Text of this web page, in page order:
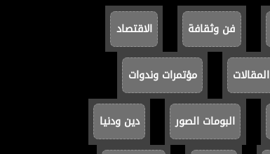
فن وثقافة الاقتصاد
المقالات مؤتمرات وندوات
البومات الصور دين ودنيا